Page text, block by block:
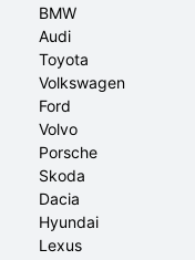
BMW
Audi
Toyota
Volkswagen
Ford
Volvo
Porsche
Skoda
Dacia
Hyundai
Lexus